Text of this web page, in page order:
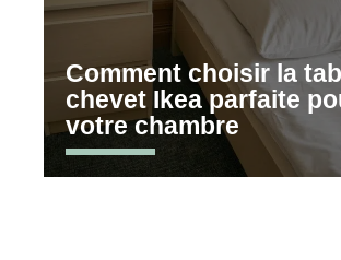
Comment choisir la
chevet Ikea parfaite
votre chambre